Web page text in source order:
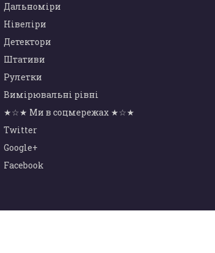
Дальноміри
Нівеліри
Детектори
Штативи
Рулетки
Вимірювальні рівні
★☆★ Ми в соцмережах ★☆★
Twitter
Google+
Facebook